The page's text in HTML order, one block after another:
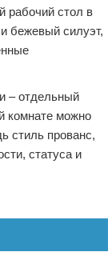
рабочий стол в
бежевый силуэт,
– отдельный
комнате можно
стиль прованс,
статуса и